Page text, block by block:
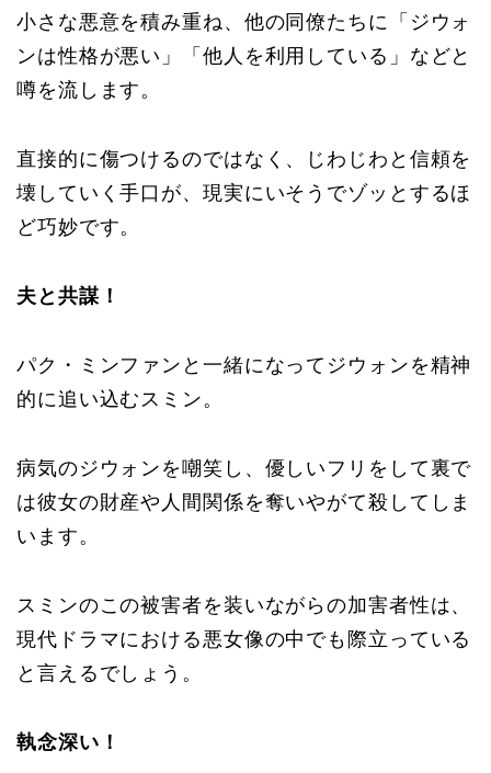
小さな悪意を積み重ね、他の同僚たちに「ジウォ
ンは性格が悪い」「他人を利用している」などと
噂を流します。
直接的に傷つけるのではなく、じわじわと信頼を
壊していく手口が、現実にいそうでゾッとするほ
ど巧妙です。
夫と共謀！
パク・ミンファンと一緒になってジウォンを精神
的に追い込むスミン。
病気のジウォンを嘲笑し、優しいフリをして裏で
は彼女の財産や人間関係を奪いやがて殺してしま
います。
スミンのこの被害者を装いながらの加害者性は、
現代ドラマにおける悪女像の中でも際立っている
と言えるでしょう。
執念深い！